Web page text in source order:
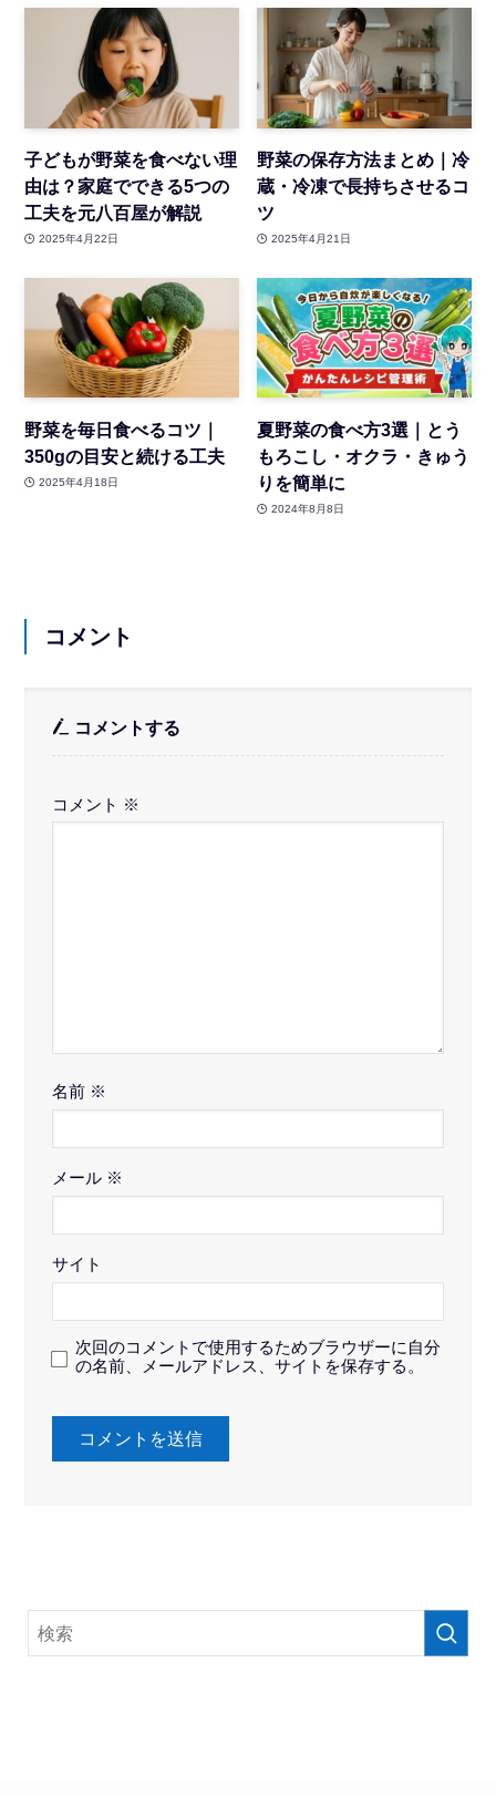
子どもが野菜を食べない理
由は？家庭でできる5つの
工夫を元八百屋が解説
2025年4月22日
野菜の保存方法まとめ｜冷
蔵・冷凍で長持ちさせるコ
ツ
2025年4月21日
野菜を毎日食べるコツ｜
350gの目安と続ける工夫
2025年4月18日
夏野菜の食べ方3選｜とう
もろこし・オクラ・きゅう
りを簡単に
2024年8月8日
コメント
コメントする
コメント ※
名前 ※
メール ※
サイト
次回のコメントで使用するためブラウザーに自分
の名前、メールアドレス、サイトを保存する。